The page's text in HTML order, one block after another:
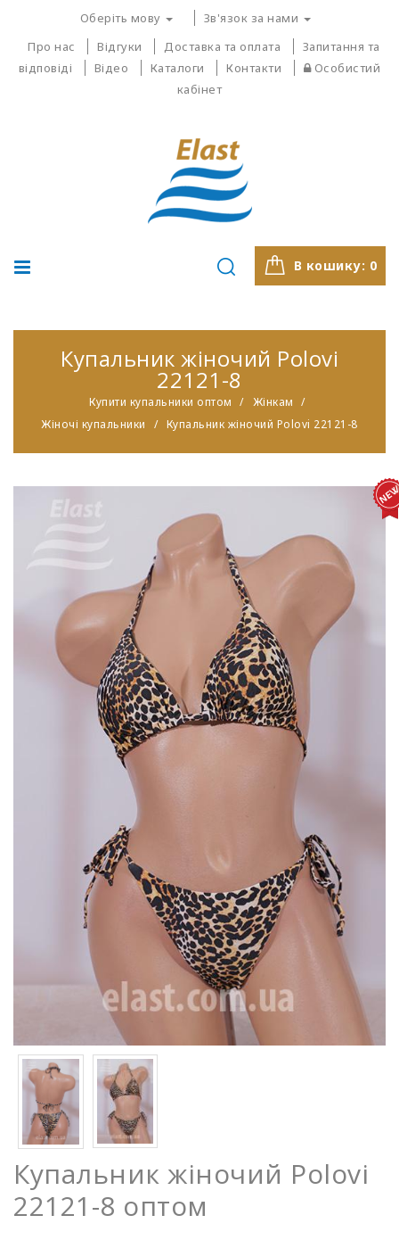
Оберіть мову
Зв'язок за нами
Про нас
Відгуки Доставка та оплата
Запитання та
відповіді
Відео Каталоги Контакти
Особистий
кабінет
В кошику: 0
Купальник жіночий Polovi
22121-8
Купити купальники оптом
Жінкам
Жіночі купальники
Купальник жіночий Polovi 22121-8
Купальник жіночий Polovi
22121-8 оптом